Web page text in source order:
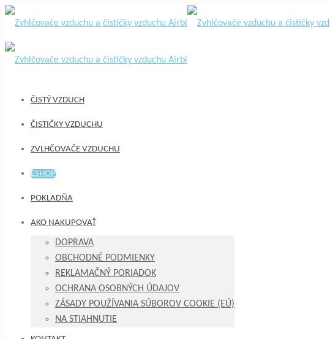
ČISTÝ VZDUCH
ČISTIČKY VZDUCHU
ZVLHČOVAČE VZDUCHU
ESHOP
POKLADŇA
AKO NAKUPOVAŤ
DOPRAVA
OBCHODNÉ PODMIENKY
REKLAMAČNÝ PORIADOK
OCHRANA OSOBNÝCH ÚDAJOV
ZÁSADY POUŽÍVANIA SÚBOROV COOKIE (EÚ)
NA STIAHNUTIE